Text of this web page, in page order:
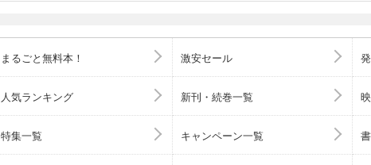
まるごと無料本！ 激安セール
人気ランキング 新刊・続巻一覧
特集一覧 キャンペーン一覧